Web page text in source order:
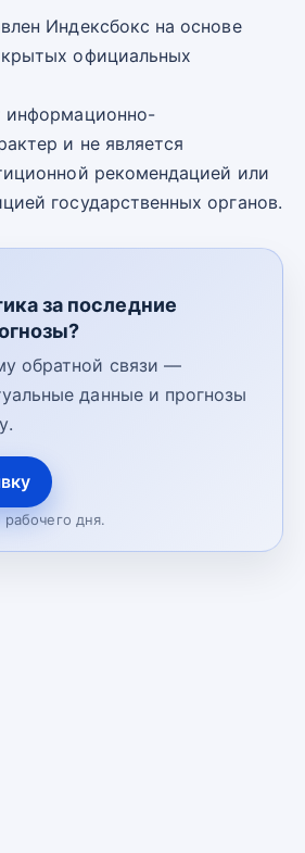
Индексбокс на основе
официальных
информационно-
и не является
рекомендацией или
государственных органов.
за последние
обратной связи —
данные и прогнозы
дня.